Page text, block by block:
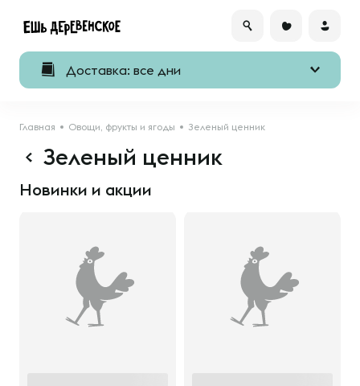
Доставка: все дни
Главная Овощи, фрукты и ягоды Зеленый ценник
Зеленый ценник
Новинки и акции